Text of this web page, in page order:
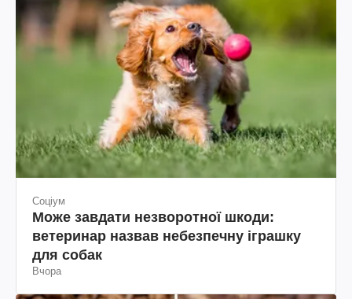
Соціум
Може завдати незворотної шкоди:
ветеринар назвав небезпечну іграшку
для собак
Вчора